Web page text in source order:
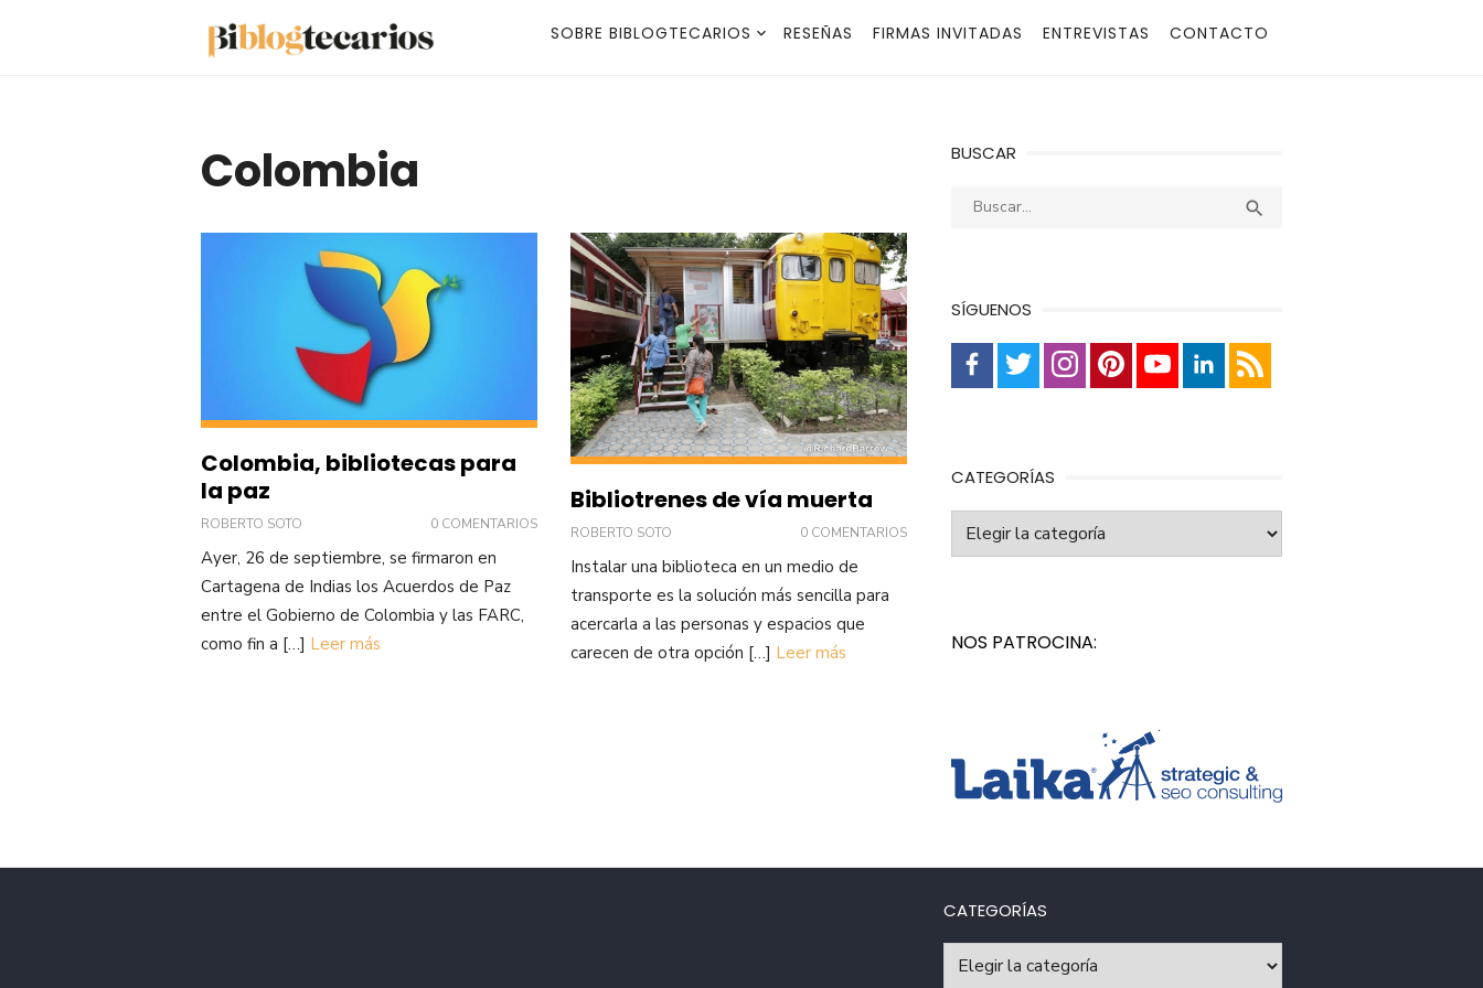
SOBRE BIBLOGTECARIOS RESEÑAS FIRMAS INVITADAS ENTREVISTAS CONTACTO
Colombia
Colombia, bibliotecas para
la paz
ROBERTO SOTO 0 COMENTARIOS
Ayer, 26 de septiembre, se firmaron en
Cartagena de Indias los Acuerdos de Paz
entre el Gobierno de Colombia y las FARC,
como fin a […] Leer más
Bibliotrenes de vía muerta
ROBERTO SOTO 0 COMENTARIOS
Instalar una biblioteca en un medio de
transporte es la solución más sencilla para
acercarla a las personas y espacios que
carecen de otra opción […] Leer más
BUSCAR
Buscar: 
SÍGUENOS
CATEGORÍAS
NOS PATROCINA:
CATEGORÍAS